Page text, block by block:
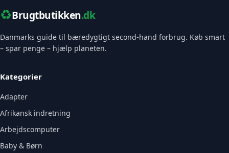
♻️Brugtbutikken.dk
Danmarks guide til bæredygtigt second-hand forbrug. Køb smart
– spar penge – hjælp planeten.
Kategorier
Adapter
Afrikansk indretning
Arbejdscomputer
Baby & Børn